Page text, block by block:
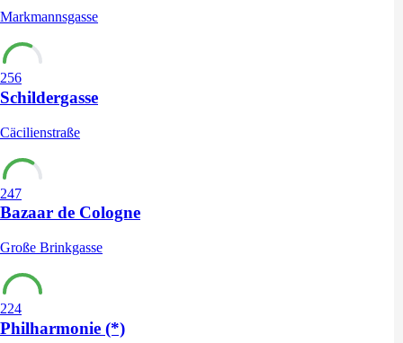
Markmannsgasse
256
Schildergasse
Cäcilienstraße
247
Bazaar de Cologne
Große Brinkgasse
224
Philharmonie (*)